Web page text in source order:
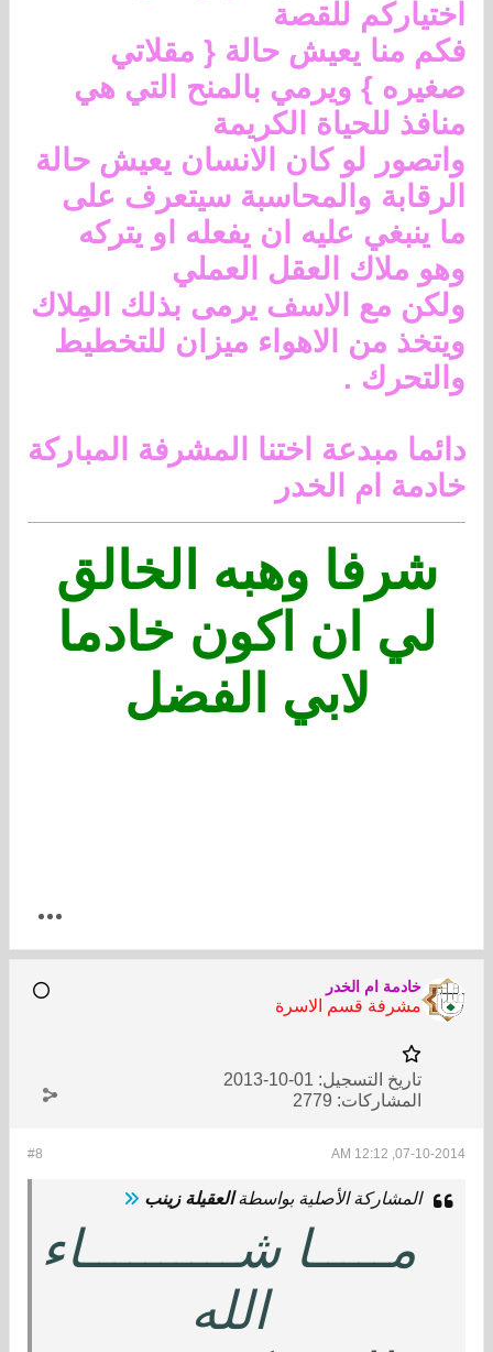
اختياركم للقصة
فكم منا يعيش حالة { مقلاتي
صغيره } ويرمي بالمنح التي هي
منافذ للحياة الكريمة
واتصور لو كان الانسان يعيش حالة
الرقابة والمحاسبة سيتعرف على
ما ينبغي عليه ان يفعله او يتركه
وهو ملاك العقل العملي
ولكن مع الاسف يرمى بذلك المِلاك
ويتخذ من الاهواء ميزان للتخطيط
والتحرك .
دائما مبدعة اختنا المشرفة المباركة
خادمة ام الخدر
شرفا وهبه الخالق
لي ان اكون خادما
لابي الفضل
خادمة ام الخدر
مشرفة قسم الاسرة
تاريخ التسجيل: 01-10-2013
المشاركات: 2779
#8 07-10-2014, 12:12 AM
المشاركة الأصلية بواسطةالعقيلة زينب
مـــــا شــــــــــاء
الله